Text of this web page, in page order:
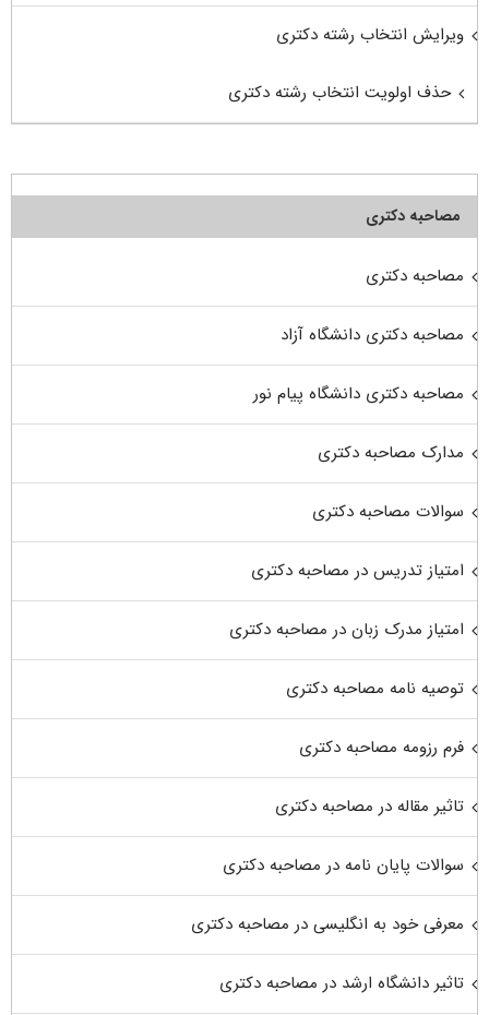
ویرایش انتخاب رشته دکتری
حذف اولویت انتخاب رشته دکتری
مصاحبه دکتری
مصاحبه دکتری
مصاحبه دکتری دانشگاه آزاد
مصاحبه دکتری دانشگاه پیام نور
مدارک مصاحبه دکتری
سوالات مصاحبه دکتری
امتیاز تدریس در مصاحبه دکتری
امتیاز مدرک زبان در مصاحبه دکتری
توصیه نامه مصاحبه دکتری
فرم رزومه مصاحبه دکتری
تاثیر مقاله در مصاحبه دکتری
سوالات پایان نامه در مصاحبه دکتری
معرفی خود به انگلیسی در مصاحبه دکتری
تاثیر دانشگاه ارشد در مصاحبه دکتری